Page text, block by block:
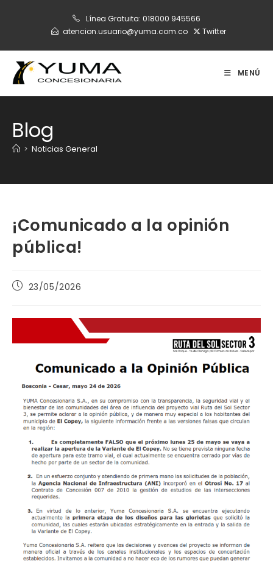
Línea Gratuita: 018000 945566
atencion.usuario@yuma.com.co
Twitter
MENÚ
Blog
> Noticias General
¡Comunicado a la opinión
pública!
Publicación
entrada:
23/05/2026